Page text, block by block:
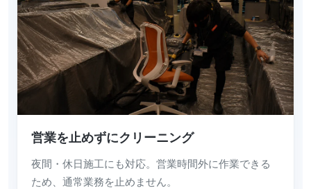
営業を止めずにクリーニング
夜間・休日施工にも対応。営業時間外に作業できる
ため、通常業務を止めません。